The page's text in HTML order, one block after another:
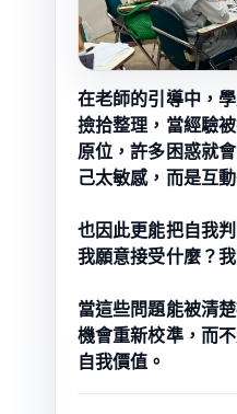
在老師的引導中，
撿拾整理，當經驗
原位，許多困惑就
己太敏感，而是互
也因此更能把自我
我願意接受什麼？
當這些問題能被清
機會重新校準，而
自我價值。